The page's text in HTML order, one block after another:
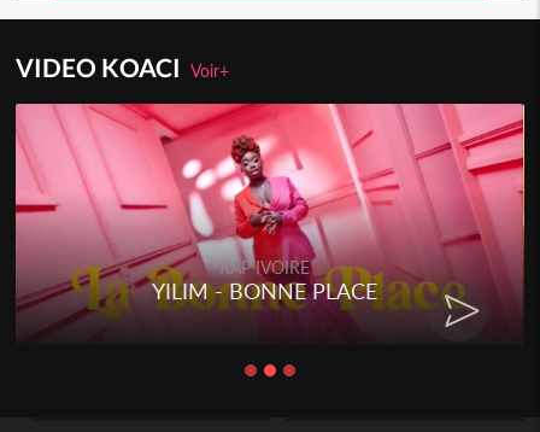
VIDEO KOACIVoir+
RAP IVOIRE
YILIM - BONNE PLACE